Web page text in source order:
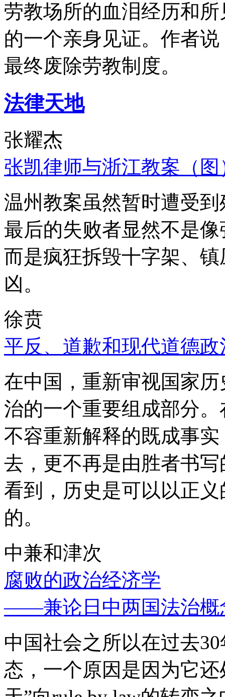
劳教场所的血泪经历和
的一个亲身见证。作者
最终废除劳教制度。
法律天地
张耀杰
张凯律师与浙江教案（图
温州教案虽然暂时遭受
最后的失败者显然不是
而是疯狂拆毁十字架、
凶。
徐贲
平反、道歉和现代道德政
在中国，重新审视国家
治的一个重要组成部分
不容重新解释的既成事
去，更不再是由胜者书
看到，历史是可以以正
的。
中兼和津次
腐败的政治经济学
——兼论日中两国法治概
中国社会之所以在过去
态，一个原因是因为它